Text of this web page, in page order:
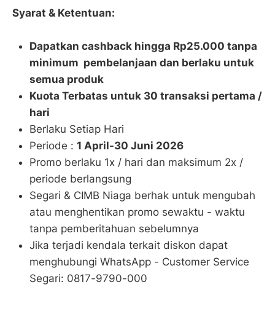
Syarat & Ketentuan:
Dapatkan cashback hingga Rp25.000 tanpa
minimum pembelanjaan dan berlaku untuk
semua produk
Kuota Terbatas untuk 30 transaksi pertama /
hari
Berlaku Setiap Hari
Periode : 1 April-30 Juni 2026
Promo berlaku 1x / hari dan maksimum 2x /
periode berlangsung
Segari & CIMB Niaga berhak untuk mengubah
atau menghentikan promo sewaktu - waktu
tanpa pemberitahuan sebelumnya
Jika terjadi kendala terkait diskon dapat
menghubungi WhatsApp - Customer Service
Segari: 0817-9790-000